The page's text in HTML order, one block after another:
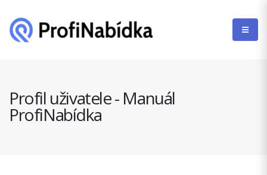
Profil uživatele - Manuál
ProfiNabídka